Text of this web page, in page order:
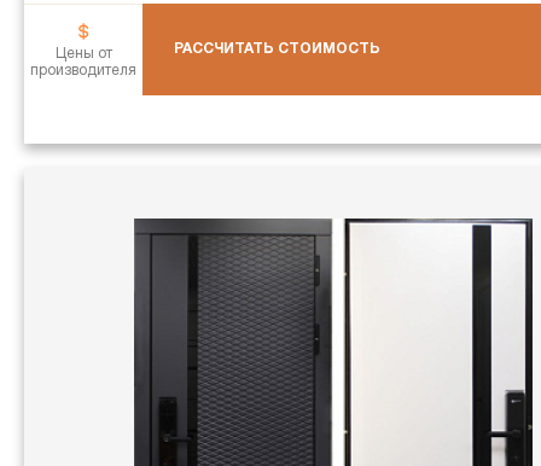
Цены от
производителя
РАССЧИТАТЬ СТОИМОСТЬ